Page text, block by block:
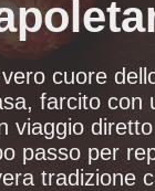
cuore
farcito con
viaggio
passo per
tradizione